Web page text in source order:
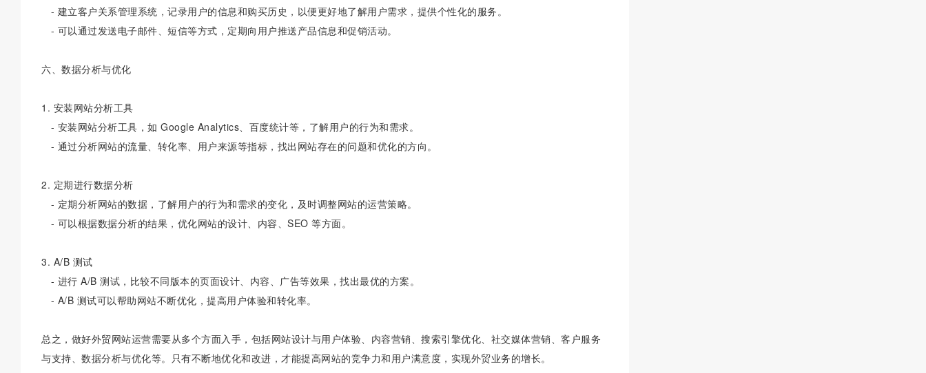
- 建立客户关系管理系统，记录用户的信息和购买历史，以便更好地了解用户需求，提供个性化的服务。
- 可以通过发送电子邮件、短信等方式，定期向用户推送产品信息和促销活动。
六、数据分析与优化
1. 安装网站分析工具
- 安装网站分析工具，如 Google Analytics、百度统计等，了解用户的行为和需求。
- 通过分析网站的流量、转化率、用户来源等指标，找出网站存在的问题和优化的方向。
2. 定期进行数据分析
- 定期分析网站的数据，了解用户的行为和需求的变化，及时调整网站的运营策略。
- 可以根据数据分析的结果，优化网站的设计、内容、SEO 等方面。
3. A/B 测试
- 进行 A/B 测试，比较不同版本的页面设计、内容、广告等效果，找出最优的方案。
- A/B 测试可以帮助网站不断优化，提高用户体验和转化率。
总之，做好外贸网站运营需要从多个方面入手，包括网站设计与用户体验、内容营销、搜索引擎优化、社交媒体营销、客户服务
与支持、数据分析与优化等。只有不断地优化和改进，才能提高网站的竞争力和用户满意度，实现外贸业务的增长。